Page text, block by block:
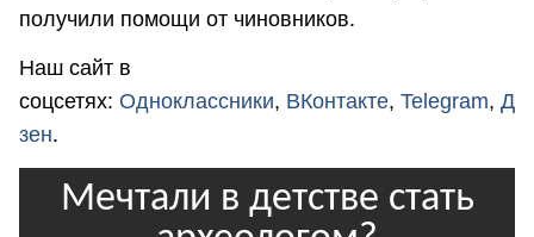
получили помощи от чиновников.
Наш сайт в
соцсетях: Одноклассники, ВКонтакте, Telegram, Д
зен.